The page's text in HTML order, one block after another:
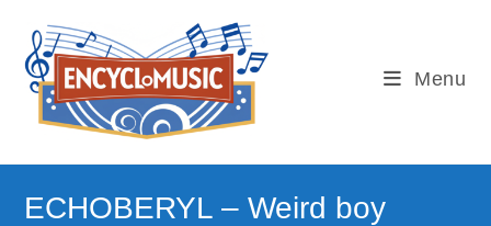
content
Menu
ECHOBERYL – Weird boy